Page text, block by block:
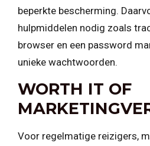
beperkte bescherming.
hulpmiddelen nodig zoals
browser en een password
unieke wachtwoorden.
WORTH IT OF
Voor regelmatige reizigers,